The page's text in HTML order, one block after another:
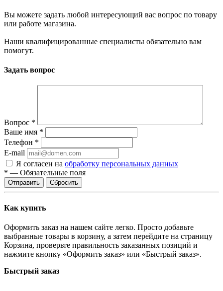
Вы можете задать любой интересующий вас вопрос по товару
или работе магазина.
Наши квалифицированные специалисты обязательно вам
помогут.
Задать вопрос
Вопрос *
Ваше имя *
Телефон *
E-mail
Я согласен на обработку персональных данных
* — Обязательные поля
Сбросить
Как купить
Оформить заказ на нашем сайте легко. Просто добавьте
выбранные товары в корзину, а затем перейдите на страницу
Корзина, проверьте правильность заказанных позиций и
нажмите кнопку «Оформить заказ» или «Быстрый заказ».
Быстрый заказ